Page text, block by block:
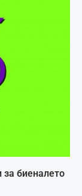
за биеналето